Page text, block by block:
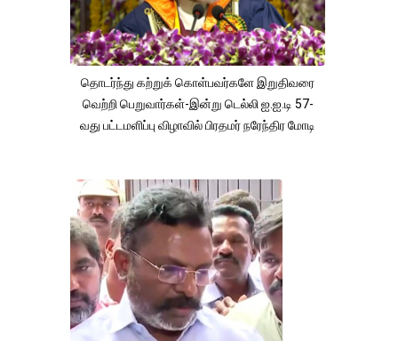
தொடர்ந்து கற்றுக் கொள்பவர்களே இறுதிவரை
வெற்றி பெறுவார்கள்-இன்று டெல்லி ஐ.ஐ.டி 57-
வது பட்டமளிப்பு விழாவில் பிரதமர் நரேந்திர மோடி